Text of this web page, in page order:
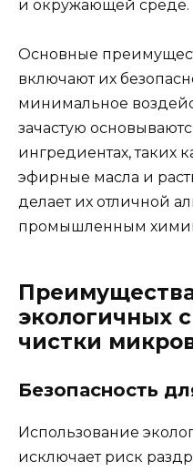
и окружающей среде.
Основные
включают их
минимальное
зачастую
ингредиентах, таких
эфирные масла и
делает их отличной
промышленным
экологичных
чистки
Безопасность
Использование
исключает риск